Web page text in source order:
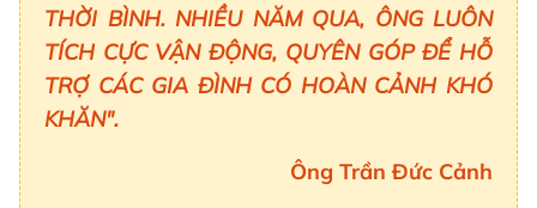
THỜI BÌNH. NHIỀU NĂM QUA, ÔNG LUÔN
TÍCH CỰC VẬN ĐỘNG, QUYÊN GÓP ĐỂ HỖ
TRỢ CÁC GIA ĐÌNH CÓ HOÀN CẢNH KHÓ
KHĂN".
Ông Trần Đức Cảnh